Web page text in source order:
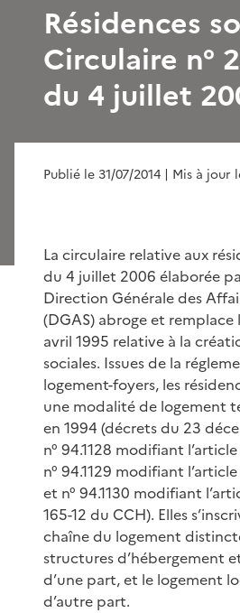
Résidences
Circulaire n°
du 4 juillet
Publié le 31/07/2014 | Mis à jour
La circulaire relative aux
du 4 juillet 2006 élaborée
Direction Générale des
(DGAS) abroge et remplace
avril 1995 relative à la
sociales. Issues de la
logement-foyers, les
une modalité de logement
en 1994 (décrets du 23
n° 94.1128 modifiant
n° 94.1129 modifiant
et n° 94.1130 modifiant
165-12 du CCH). Elles
chaîne du logement
structures d’hébergement
d’une part, et le logement
d’autre part.